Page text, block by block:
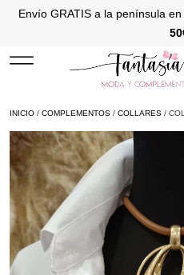
Envío GRATIS a la península
INICIO / COMPLEMENTOS / COLLARES /